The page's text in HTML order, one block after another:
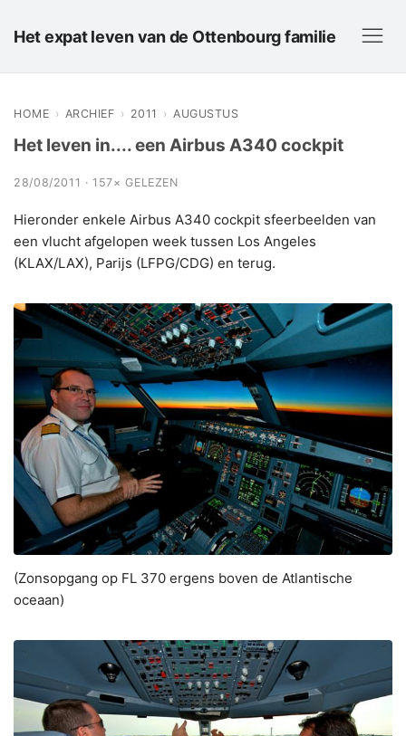
Het expat leven van de Ottenbourg familie
HOME › ARCHIEF › 2011 › AUGUSTUS
Het leven in.... een Airbus A340 cockpit
28/08/2011 · 157× GELEZEN
Hieronder enkele Airbus A340 cockpit sfeerbeelden van
een vlucht afgelopen week tussen Los Angeles
(KLAX/LAX), Parijs (LFPG/CDG) en terug.
(Zonsopgang op FL 370 ergens boven de Atlantische
oceaan)